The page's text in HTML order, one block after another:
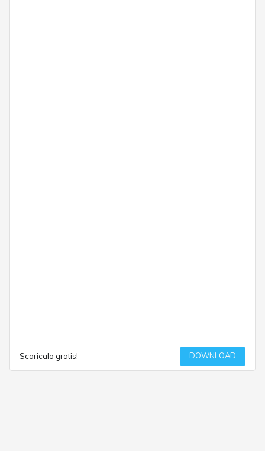
Scaricalo gratis! DOWNLOAD